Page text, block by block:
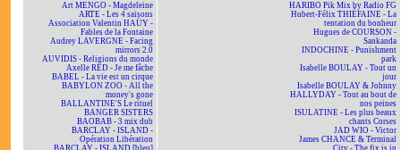
Art MENGO - Magdeleine
ARTE - Les 4 saisons
Association Valentin HAÜY -
Fables de la Fontaine
Audrey LAVERGNE - Facing
mirrors 2.0
AUVIDIS - Religions du monde
Axelle RED - Je me fâche
BABEL - La vie est un cirque
BABYLON ZOO - All the
money's gone
BALLANTINE'S Le rituel
BANGER SISTERS
BAOBAB - 3 mix dub
BARCLAY - ISLAND -
Opération Libération
BARCLAY - ISLAND [bleu]
HARIBO Pik Mix by Radio FG
Hubert-Félix THIÉFAINE - La
tentation du bonheur
Hugues de COURSON -
Sankanda
INDOCHINE - Punishment
park
Isabelle BOULAY - Tout un
jour
Isabelle BOULAY & Johnny
HALLYDAY - Tout au bout de
nos peines
ISULATINE - Les plus beaux
chants Corses
JAD WIO - Victor
James CHANCE & Terminal
City - The fix is in